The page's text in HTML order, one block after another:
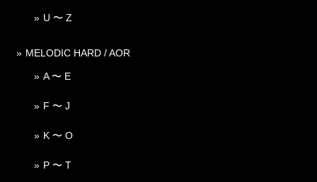
U 〜 Z
MELODIC HARD / AOR
A 〜 E
F 〜 J
K 〜 O
P 〜 T